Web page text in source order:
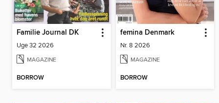
Familie Journal DK
Uge 32 2026
MAGAZINE
BORROW
femina Denmark
Nr. 8 2026
MAGAZINE
BORROW